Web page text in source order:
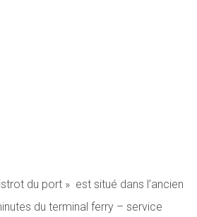
du port » est situé dans l’ancien
du terminal ferry – service